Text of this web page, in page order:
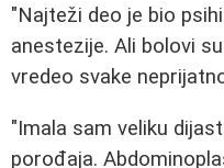
"Najteži deo je bio
anestezije. Ali bolovi
vredeo svake
"Imala sam veliku
porođaja.